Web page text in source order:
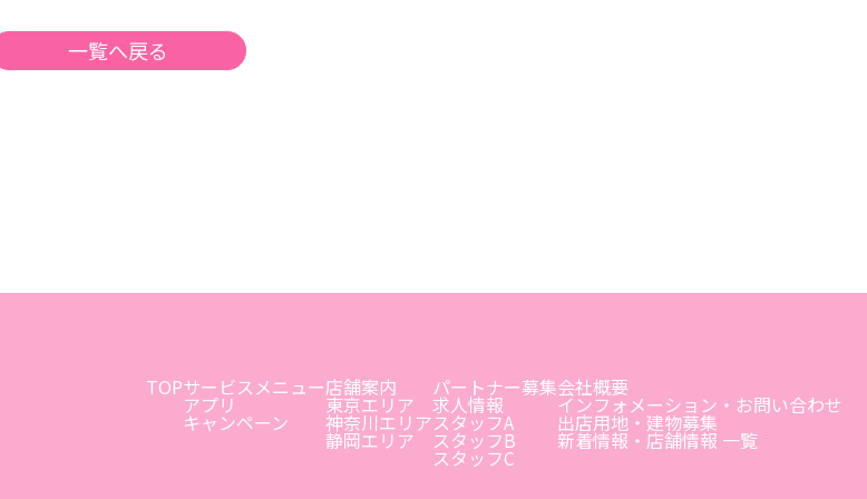
一覧へ戻る
TOPサービスメニュー
アプリ
キャンペーン
店舗案内
東京エリア
神奈川エリア
静岡エリア
パートナー募集
求人情報
スタッフA
スタッフB
スタッフC
会社概要
インフォメーション・お問い合わせ
出店用地・建物募集
新着情報・店舗情報 一覧